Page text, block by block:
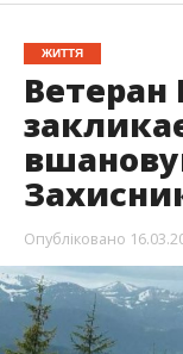
ЖИТТЯ
Ветеран
Опубліковано